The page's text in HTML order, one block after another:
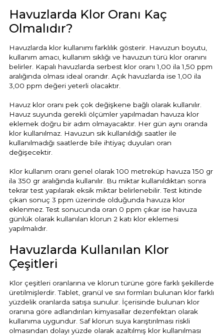
Havuzlarda Klor Oranı Kaç
Olmalıdır?
Havuzlarda klor kullanımı farklılık gösterir. Havuzun boyutu,
kullanım amacı, kullanım sıklığı ve havuzun türü klor oranını
belirler. Kapalı havuzlarda serbest klor oranı 1,00 ila 1,50 ppm
aralığında olması ideal orandır. Açık havuzlarda ise 1,00 ila
3,00 ppm değeri yeterli olacaktır.
Havuz klor oranı pek çok değişkene bağlı olarak kullanılır.
Havuz suyunda gerekli ölçümler yapılmadan havuza klor
eklemek doğru bir adım olmayacaktır. Her gün aynı oranda
klor kullanılmaz. Havuzun sık kullanıldığı saatler ile
kullanılmadığı saatlerde bile ihtiyaç duyulan oran
değişecektir.
Klor kullanım oranı genel olarak 100 metreküp havuza 150 gr
ila 350 gr aralığında kullanılır. Bu miktar kullanıldıktan sonra
tekrar test yapılarak eksik miktar belirlenebilir. Test kitinde
çıkan sonuç 3 ppm üzerinde olduğunda havuza klor
eklenmez. Test sonucunda oran 0 ppm çıkar ise havuza
günlük olarak kullanılan klorun 2 katı klor eklemesi
yapılmalıdır.
Havuzlarda Kullanılan Klor
Çeşitleri
Klor çeşitleri oranlarına ve klorun türüne göre farklı şekillerde
üretilmişlerdir. Tablet, granül ve sıvı formları bulunan klor farklı
yüzdelik oranlarda satışa sunulur. İçerisinde bulunan klor
oranına göre adlandırılan kimyasallar dezenfektan olarak
kullanıma uygundur. Saf klorun suya karıştırılması riskli
olmasından dolayı yüzde olarak azaltılmış klor kullanılması